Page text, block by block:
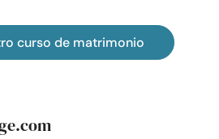
curso de matrimonio